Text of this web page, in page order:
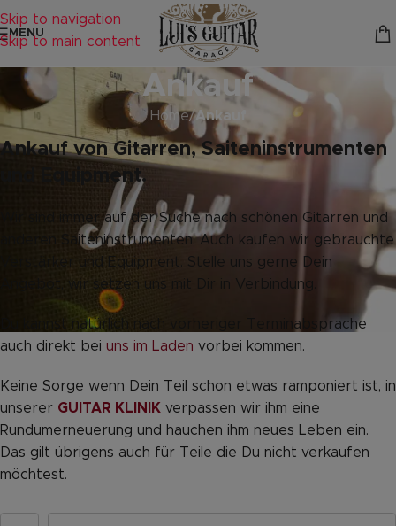
Skip to navigation
Skip to main content
MENU
Ankauf
Home/Ankauf
Ankauf von Gitarren, Saiteninstrumenten
und Equipment.
Wir sind immer auf der Suche nach schönen Gitarren und
anderen Saiteninstrumenten. Auch kaufen wir gebrauchte
Verstärker und Equipment. Stelle uns gerne Dein
Angebot, wir setzen uns mit Dir in Verbindung.
Du kannst natürlich nach vorheriger Terminabsprache
auch direkt bei uns im Laden vorbei kommen.
Keine Sorge wenn Dein Teil schon etwas ramponiert ist, in
unserer GUITAR KLINIK verpassen wir ihm eine
Rundumerneuerung und hauchen ihm neues Leben ein.
Das gilt übrigens auch für Teile die Du nicht verkaufen
möchtest.